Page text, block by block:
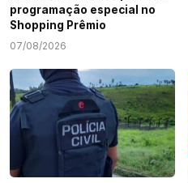
programação especial no
Shopping Prêmio
07/08/2026